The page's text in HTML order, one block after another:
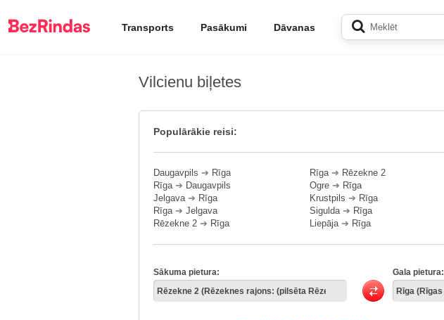
Transports Pasākumi Dāvanas
Vilcienu biļetes
Populārākie reisi:
Daugavpils ➔ Rīga
Rīga➔ Daugavpils
Jelgava➔ Rīga
Rīga➔ Jelgava
Rēzekne 2 ➔ Rīga
Rīga➔ Rēzekne 2
Ogre ➔ Rīga
Krustpils ➔ Rīga
Sigulda➔ Rīga
Liepāja➔ Rīga
Sākuma pietura: Gala pietura: